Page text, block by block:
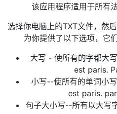
该应用程序适用于所有
选择你电脑上的TXT文件，然
为你提供了以下选项，它
大写 - 使所有的字都大
est paris.
小写--使所有的单词小
est paris.
句子大小写--所有以大写